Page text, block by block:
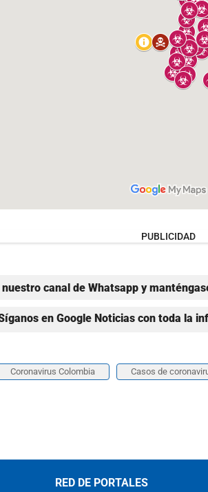
PUBLICIDAD
nuestro canal de Whatsapp y
en Google Noticias con toda la
Coronavirus Colombia Casos de
RED DE PORTALES